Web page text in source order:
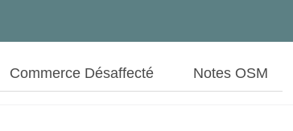
Commerce Désaffecté Notes OSM